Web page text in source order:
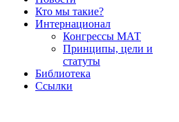
Кто мы такие?
Интернационал
Конгрессы МАТ
Принципы, цели и
статуты
Библиотека
Ссылки